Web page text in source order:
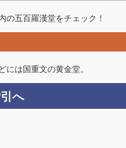
の五百羅漢堂をチェック！
には国重文の黄金堂。
へ